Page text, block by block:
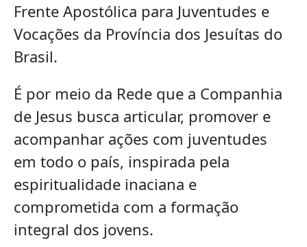
Frente Apostólica para Juventudes e
Vocações da Província dos Jesuítas do
Brasil.
É por meio da Rede que a Companhia
de Jesus busca articular, promover e
acompanhar ações com juventudes
em todo o país, inspirada pela
espiritualidade inaciana e
comprometida com a formação
integral dos jovens.